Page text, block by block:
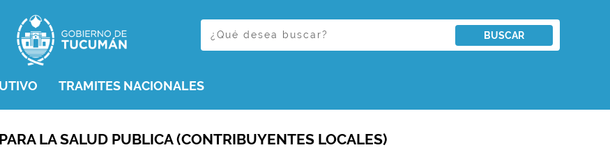
BUSCAR
TRAMITES NACIONALES
LA SALUD PUBLICA (CONTRIBUYENTES LOCALES)